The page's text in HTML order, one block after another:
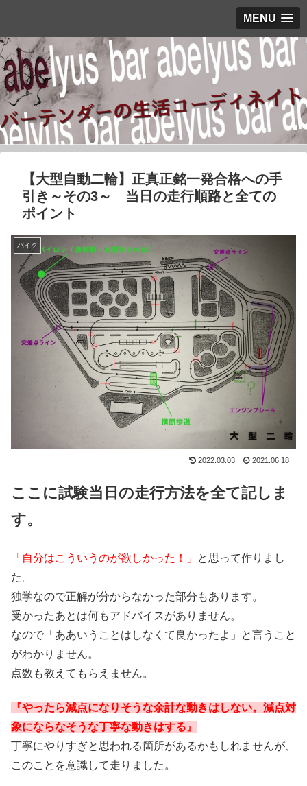
MENU
【大型自動二輪】正真正銘一発合格への手
引き～その3～ 当日の走行順路と全ての
ポイント
バイク
2022.03.03 2021.06.18
ここに試験当日の走行方法を全て記しま
す。
「自分はこういうのが欲しかった！」
と思って作りまし
た。
独学なので正解が分からなかった部分もあります。
受かったあとは何もアドバイスがありません。
なので「ああいうことはしなくて良かったよ」と言うこと
がわかりません。
点数も教えてもらえません。
『やったら減点になりそうな余計な動きはしない。減点対
象にならなそうな丁寧な動きはする』
丁寧にやりすぎと思われる箇所があるかもしれませんが、
このことを意識して走りました。